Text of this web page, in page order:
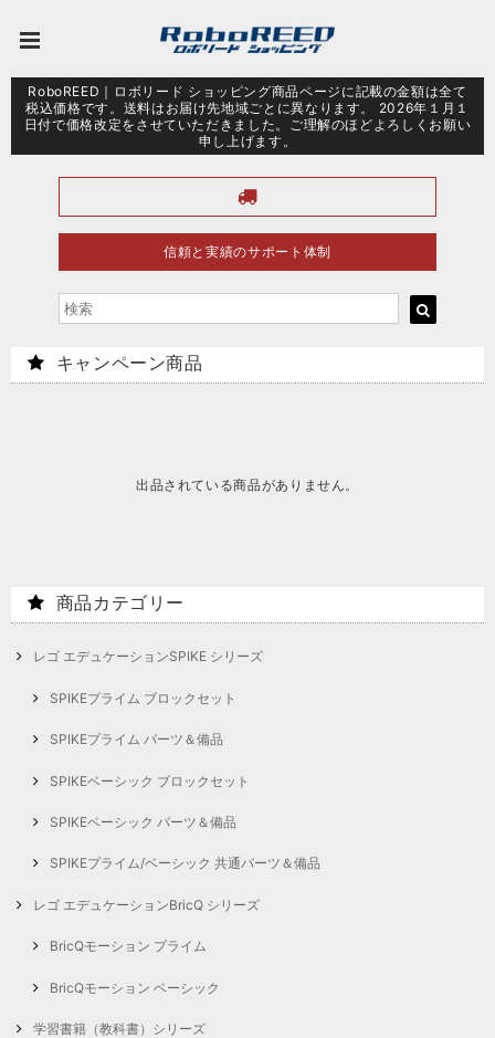
RoboREED｜ロボリード ショッピング商品ページに記載の金額は全て
税込価格です。送料はお届け先地域ごとに異なります。 2026年１月１
日付で価格改定をさせていただきました。ご理解のほどよろしくお願い
申し上げます。
信頼と実績のサポート体制
キャンペーン商品
出品されている商品がありません。
商品カテゴリー
レゴ エデュケーションSPIKE シリーズ
SPIKEプライム ブロックセット
SPIKEプライム パーツ＆備品
SPIKEベーシック ブロックセット
SPIKEベーシック パーツ＆備品
SPIKEプライム/ベーシック 共通パーツ＆備品
レゴ エデュケーションBricQ シリーズ
BricQモーション プライム
BricQモーション ベーシック
学習書籍（教科書）シリーズ